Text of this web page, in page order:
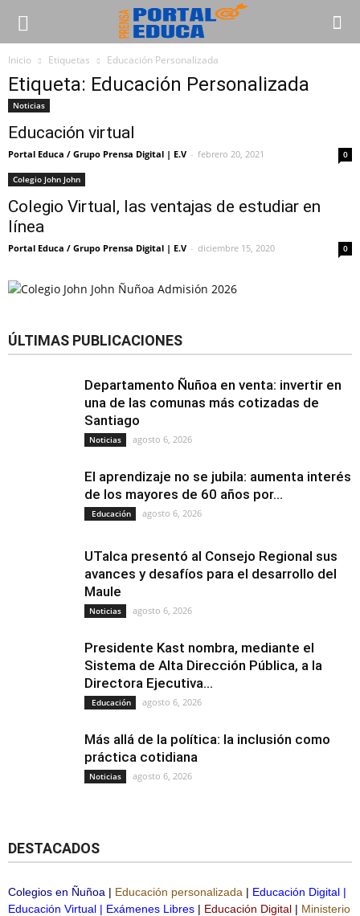
Inicio Etiquetas Educación Personalizada
Etiqueta: Educación Personalizada
Noticias
Educación virtual
Portal Educa / Grupo Prensa Digital | E.V - febrero 20, 2021 0
Colegio John John
Colegio Virtual, las ventajas de estudiar en
línea
Portal Educa / Grupo Prensa Digital | E.V - diciembre 15, 2020 0
ÚLTIMAS PUBLICACIONES
Departamento Ñuñoa en venta: invertir en
una de las comunas más cotizadas de
Santiago
Noticias agosto 6, 2026
El aprendizaje no se jubila: aumenta interés
de los mayores de 60 años por...
Educación agosto 6, 2026
UTalca presentó al Consejo Regional sus
avances y desafíos para el desarrollo del
Maule
Noticias agosto 6, 2026
Presidente Kast nombra, mediante el
Sistema de Alta Dirección Pública, a la
Directora Ejecutiva...
Educación agosto 6, 2026
Más allá de la política: la inclusión como
práctica cotidiana
Noticias agosto 6, 2026
DESTACADOS
Colegios en Ñuñoa | Educación personalizada | Educación Digital |
Educación Virtual | Exámenes Libres | Educación Digital | Ministerio